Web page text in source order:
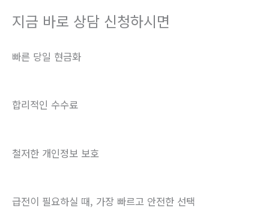
지금 바로 상담 신청하시면
빠른 당일 현금화
합리적인 수수료
철저한 개인정보 보호
급전이 필요하실 때, 가장 빠르고 안전한 선택